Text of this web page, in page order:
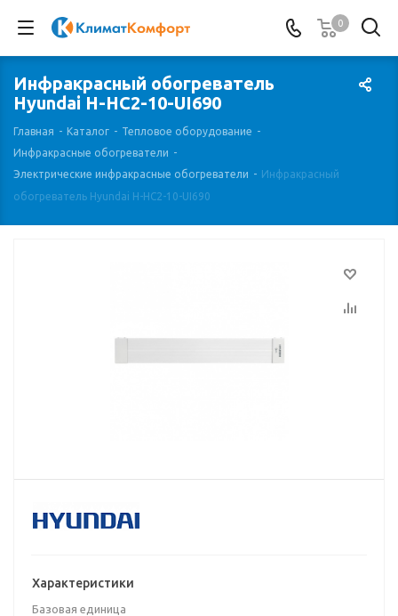
0
Инфракрасный обогреватель
Hyundai H-HC2-10-UI690
Главная - Каталог - Тепловое оборудование -
Инфракрасные обогреватели -
Электрические инфракрасные обогреватели - Инфракрасный
обогреватель Hyundai H-HC2-10-UI690
Характеристики
Базовая единица